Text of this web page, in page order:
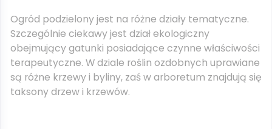
Ogród podzielony jest na różne działy tematyczne.
Szczególnie ciekawy jest dział ekologiczny
obejmujący gatunki posiadające czynne właściwości
terapeutyczne. W dziale roślin ozdobnych uprawiane
są różne krzewy i byliny, zaś w arboretum znajdują się
taksony drzew i krzewów.